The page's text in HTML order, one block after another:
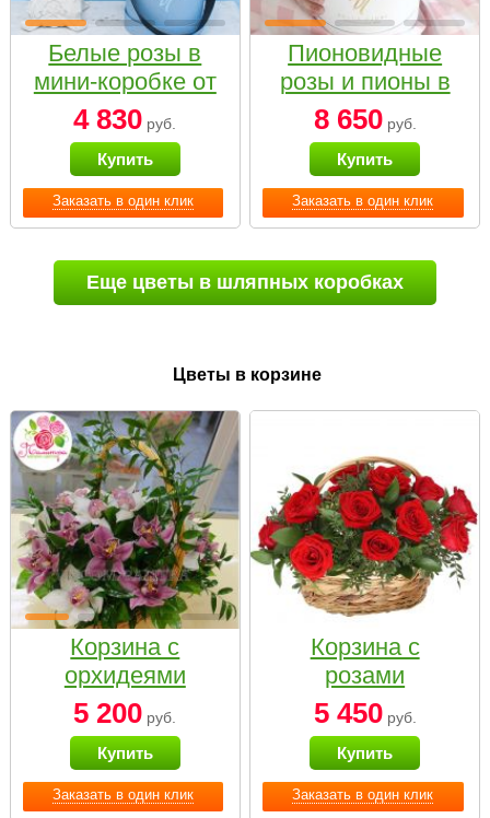
Заказать в один клик
Белые розы в
мини-коробке от
Bella Fiori
4 830 руб.
Купить
Заказать в один клик
Пионовидные
розы и пионы в
белой коробке
Small
8 650руб.
Купить
Еще цветы в шляпных коробках
Цветы в корзине
Заказать в один клик
Корзина с
орхидеями
малая
5 200 руб.
Купить
Заказать в один клик
Корзина с
розами
«Красный
Париж»
5 450руб.
Купить